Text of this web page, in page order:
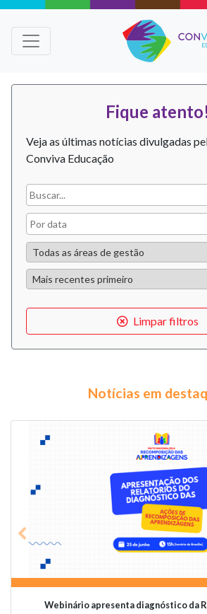
Fique atento!
Veja as últimas notícias divulgadas
Conviva Educação
Limpar filtros
Notícias em
Webinário apresenta diagnóstico da
Previous